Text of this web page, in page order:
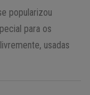
popularizou
para os
usadas